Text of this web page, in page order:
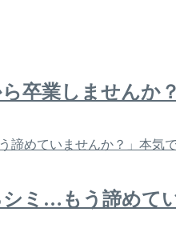
ら卒業しませんか
シミ…もう諦めて